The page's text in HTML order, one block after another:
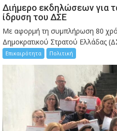
Διήμερο εκδηλώσεων για
ίδρυση του ΔΣΕ
Με αφορμή τη συμπλήρωση 80
Δημοκρατικού Στρατού Ελλάδας
Επικαιρότητα Πολιτική